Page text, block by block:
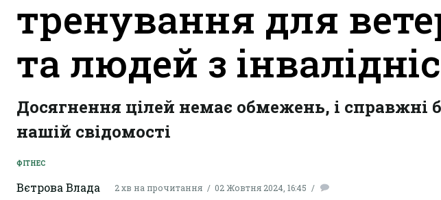
тренування для
та людей з
Досягнення цілей немає обмежень, і справжні
нашій свідомості
ФІТНЕС
Вєтрова Влада 2 хв на прочитання 02 Жовтня 2024, 16:45